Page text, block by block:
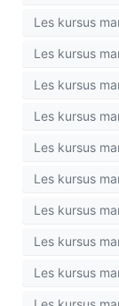
Les kursus
Les kursus
Les kursus
Les kursus
Les kursus
Les kursus
Les kursus
Les kursus
Les kursus